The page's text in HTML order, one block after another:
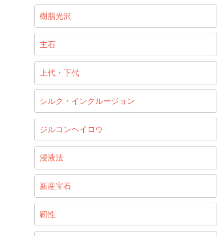
樹脂光沢
主石
上代・下代
シルク・インクルージョン
ジルコンヘイロウ
浸液法
新産宝石
靭性